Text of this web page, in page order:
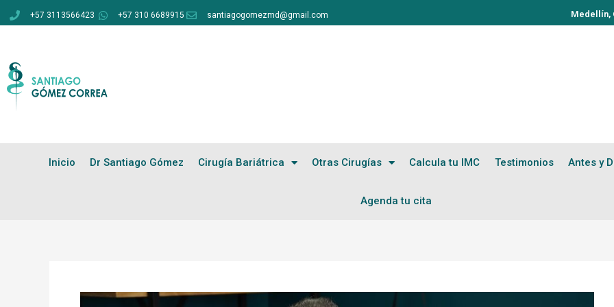
al
+57 3113566423 +57 310 6689915 santiagogomezmd@gmail.com Medellín,
Inicio Dr Santiago Gómez Cirugía Bariátrica Otras Cirugías Calcula tu IMC Testimonios Antes y
Agenda tu cita